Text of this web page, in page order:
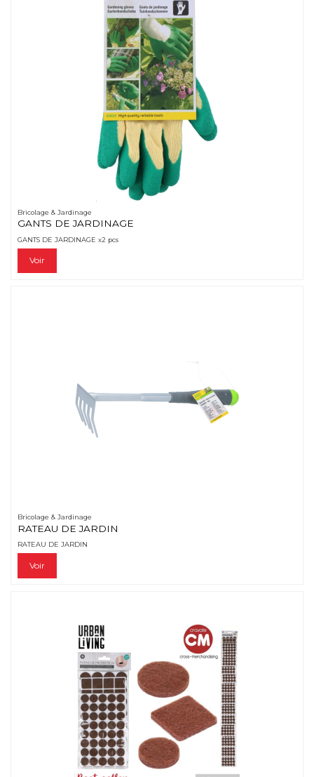
Bricolage & Jardinage
GANTS DE JARDINAGE
GANTS DE JARDINAGE x2 pcs
Voir
Bricolage & Jardinage
RATEAU DE JARDIN
RATEAU DE JARDIN
Voir